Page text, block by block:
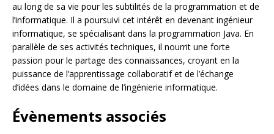
au long de sa vie pour les subtilités de la programmation et de
l’informatique. Il a poursuivi cet intérêt en devenant ingénieur
informatique, se spécialisant dans la programmation Java. En
parallèle de ses activités techniques, il nourrit une forte
passion pour le partage des connaissances, croyant en la
puissance de l’apprentissage collaboratif et de l’échange
d’idées dans le domaine de l’ingénierie informatique.
Évènements associés